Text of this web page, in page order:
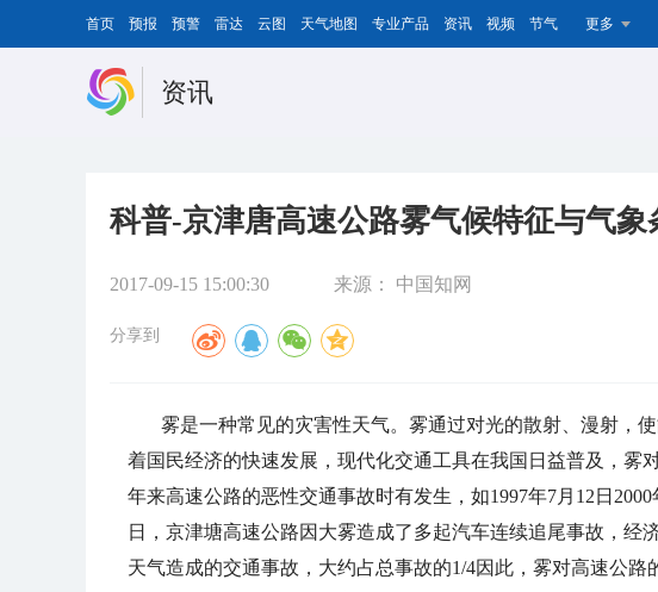
首页 预报 预警 雷达 云图 天气地图 专业产品 资讯 视频 节气 更多
资讯
科普-京津唐高速公路雾气候特征与气象
2017-09-15 15:00:30 来源： 中国知网
分享到
雾是一种常见的灾害性天气。雾通过对光的散射、漫射 ，
着国民经济的快速发展 ， 现代化交通工具在我国日益普及 ， 雾
年来高速公路的恶性交通事故时有发生 ， 如1997年7月 12 日 2000
日
， 京津塘高速公路因大雾造成了多起汽车连续追尾事故 ， 经
天气造成的交通事故 ， 大约占总事故的1/4因此 ， 雾对高速公路